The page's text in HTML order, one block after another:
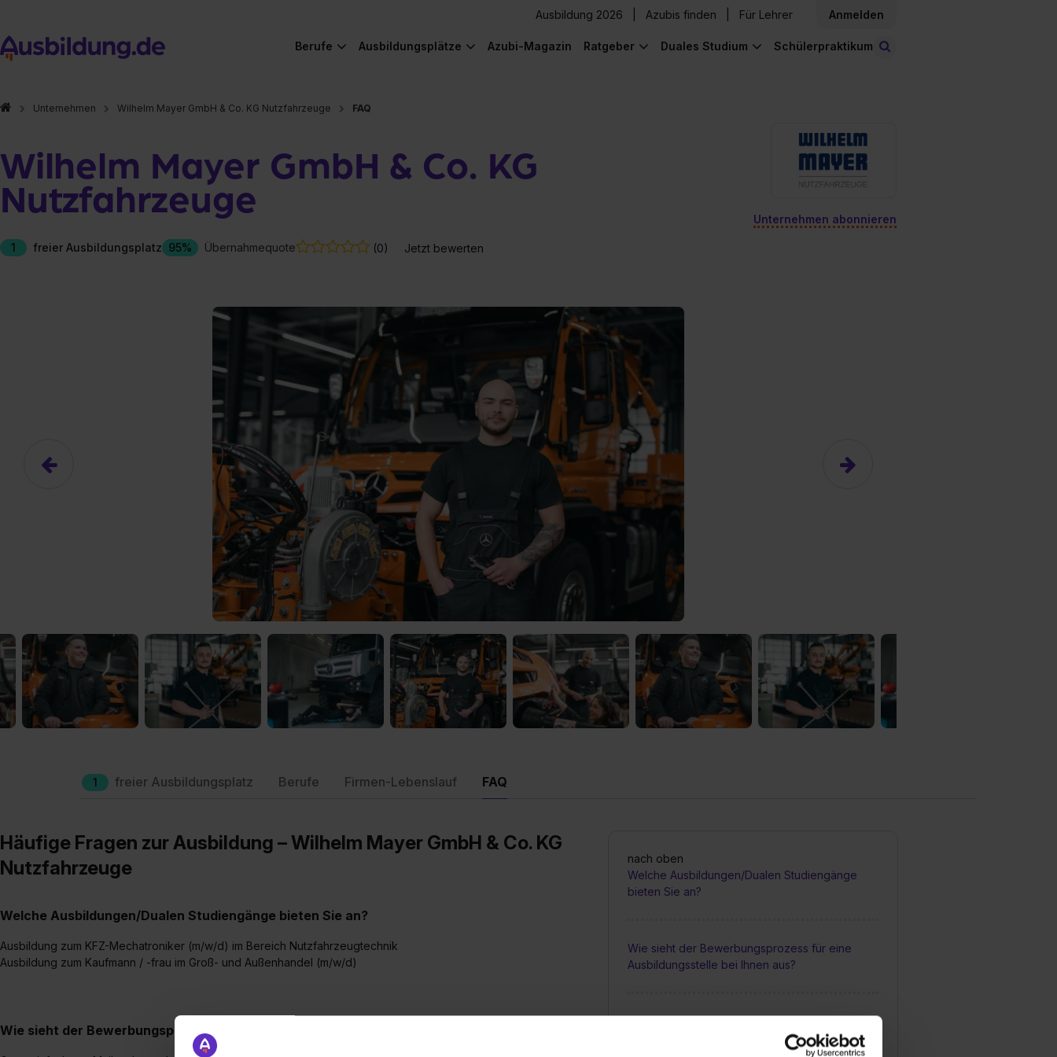
Ausbildung 2026 Azubis finden Für Lehrer Anmelden
Berufe Ausbildungsplätze Azubi-Magazin Ratgeber Duales Studium Schülerpraktikum
Unternehmen Wilhelm Mayer GmbH & Co. KG Nutzfahrzeuge FAQ
Wilhelm Mayer GmbH & Co. KG
Nutzfahrzeuge
1 freier Ausbildungsplatz 95% Übernahmequote (0) Jetzt bewerten
Unternehmen abonnieren
1 freier Ausbildungsplatz Berufe Firmen-Lebenslauf FAQ
nach oben
Welche Ausbildungen/Dualen Studiengänge
bieten Sie an?
Wie sieht der Bewerbungsprozess für eine
Ausbildungsstelle bei Ihnen aus?
Häufige Fragen zur Ausbildung – Wilhelm Mayer GmbH & Co. KG
Nutzfahrzeuge
Welche Ausbildungen/Dualen Studiengänge bieten Sie an?
Ausbildung zum KFZ-Mechatroniker (m/w/d) im Bereich Nutzfahrzeugtechnik
Ausbildung zum Kaufmann / -frau im Groß- und Außenhandel (m/w/d)
Wie sieht der Bewerbungsprozess für eine Ausbildungsstelle bei Ihnen aus?